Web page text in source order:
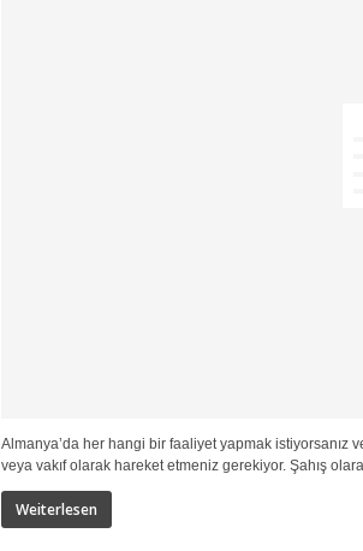
Almanya’da her hangi bir faaliyet yapmak istiyorsanız
veya vakıf olarak hareket etmeniz gerekiyor. Şahış
Weiterlesen